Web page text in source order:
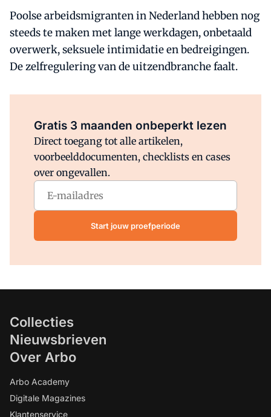
Poolse arbeidsmigranten in Nederland hebben nog
steeds te maken met lange werkdagen, onbetaald
overwerk, seksuele intimidatie en bedreigingen.
De zelfregulering van de uitzendbranche faalt.
Gratis 3 maanden onbeperkt lezen
Direct toegang tot alle artikelen,
voorbeelddocumenten, checklists en cases
over ongevallen.
Start jouw proefperiode
Collecties
Nieuwsbrieven
Over Arbo
Arbo Academy
Digitale Magazines
Klantenservice